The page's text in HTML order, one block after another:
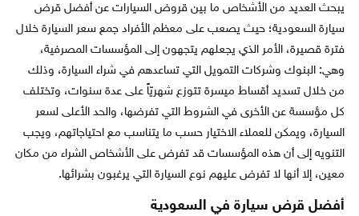
يبحث العديد من الأشخاص ما بين قروض السيارات عن أفضل قرض
سيارة السعودية؛ حيث يصعب على معظم الأفراد جمع سعر السيارة خلال
فترة قصيرة، الأمر الذي يجعلهم يتجهون إلى المؤسسات المصرفية،
وهي: البنوك وشركات التمويل التي تساعدهم في شراء السيارة، وذلك
من خلال تسديد أقساط ميسرة تتوزع شهريّاً على عدة سنوات، وتختلف
كل مؤسسة عن الأخرى في الشروط التي تفرضها، والحد الأعلى لسعر
السيارة، ويمكن للعملاء الاختيار حسب ما يتناسب مع احتياجاتهم، ويجب
التنويه إلى أن هذه المؤسسات قد تفرض على الأشخاص الشراء من مكان
معين، إلا أنها لا تفرض عليهم نوع السيارة التي يرغبون بشرائها.
أفضل قرض سيارة في السعودية